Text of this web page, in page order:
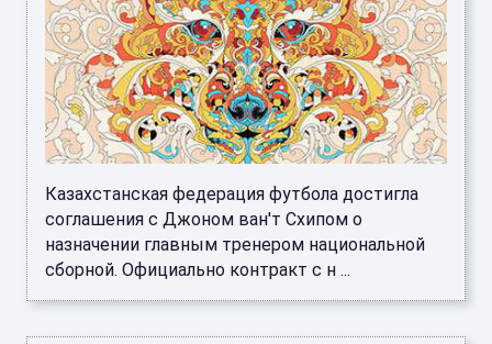
Казахстанская федерация футбола достигла
соглашения с Джоном ван'т Схипом о
назначении главным тренером национальной
сборной. Официально контракт с н ...